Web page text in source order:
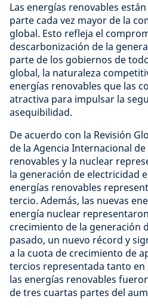
Las energías renovables
parte cada vez mayor de la
global. Esto refleja el
descarbonización de la
parte de los gobiernos de
global, la naturaleza
energías renovables que las
atractiva para impulsar la
asequibilidad.
De acuerdo con la Revisión
de la Agencia Internacional
renovables y la nuclear
la generación de electricidad
energías renovables
tercio. Además, las nuevas
energía nuclear
crecimiento de la generación
pasado, un nuevo récord y
a la cuota de crecimiento de
tercios representada tanto en
las energías renovables
de tres cuartas partes del